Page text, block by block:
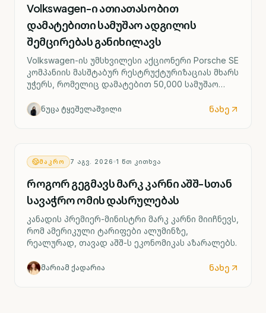
Volkswagen-ი ათიათასობით
დამატებითი სამუშაო ადგილის
შემცირებას განიხილავს
Volkswagen-ის უმსხვილესი აქციონერი Porsche SE
კომპანიის მასშტაბურ რესტრუქტურიზაციას მხარს
უჭერს, რომელიც დამატებით 50,000 სამუშაო
ქარხნის შესაძლო დახურვას ითვალისწინებს.
ნუცა ტყეშელაშვილი ნახე
ᲛᲐᲙᲠᲝ 7 ᲐᲒᲕ. 2026 1 ᲬᲗ ᲙᲘᲗᲮᲕᲐ
როგორ გეგმავს მარკ კარნი აშშ-სთან
სავაჭრო ომის დასრულებას
კანადის პრემიერ-მინისტრი მარკ კარნი მიიჩნევს,
რომ ამერიკული ტარიფები ალუმინზე,
რეალურად, თავად აშშ-ს ეკონომიკას აზარალებს.
მარიამ ქადარია ნახე